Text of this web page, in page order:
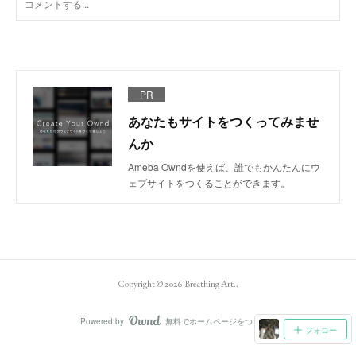
PR
あなたもサイトをつくってみませ
んか
Ameba Owndを使えば、誰でもかんたんにウ
ェブサイトをつくることができます。
フォロー
Copyright ©2026 Breathing Art..
Powered by AmebaOwnd
無料でホームページをつくろう